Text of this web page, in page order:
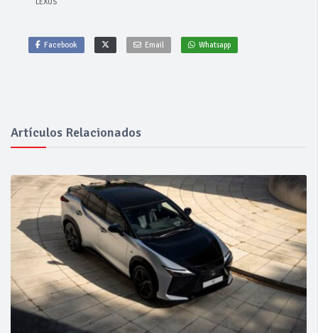
Facebook Email Whatsapp
Artículos Relacionados